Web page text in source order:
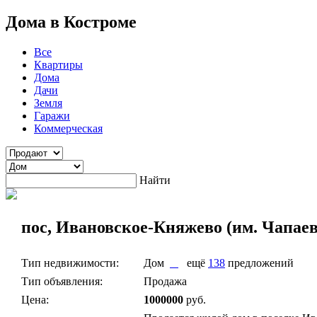
Дома в Костроме
Все
Квартиры
Дома
Дачи
Земля
Гаражи
Коммерческая
Найти
пос, Ивановское-Княжево (им.
Тип недвижимости: Дом ещё 138 предложений
Тип объявления:
Продажа
Цена:
1000000 руб.